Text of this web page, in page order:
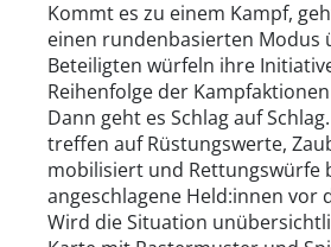
Kommt es zu einem Kampf,
einen rundenbasierten Modus
Beteiligten würfeln ihre
Reihenfolge der
Dann geht es Schlag auf
treffen auf Rüstungswerte,
mobilisiert und Rettungswürfe
angeschlagene Held:innen vor
Wird die Situation